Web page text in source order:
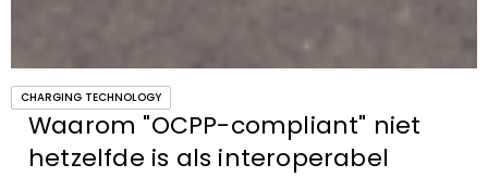
CHARGING TECHNOLOGY
Waarom "OCPP-compliant" niet
hetzelfde is als interoperabel